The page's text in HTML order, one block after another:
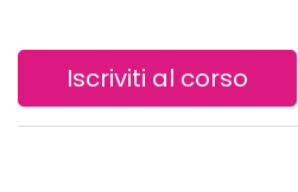
Iscriviti al corso